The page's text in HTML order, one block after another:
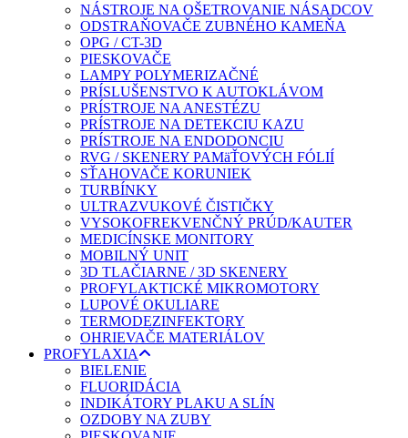
NÁSTROJE NA OŠETROVANIE NÁSADCOV
ODSTRAŇOVAČE ZUBNÉHO KAMEŇA
OPG / CT-3D
PIESKOVAČE
LAMPY POLYMERIZAČNÉ
PRÍSLUŠENSTVO K AUTOKLÁVOM
PRÍSTROJE NA ANESTÉZU
PRÍSTROJE NA DETEKCIU KAZU
PRÍSTROJE NA ENDODONCIU
RVG / SKENERY PAMäŤOVÝCH FÓLIÍ
SŤAHOVAČE KORUNIEK
TURBÍNKY
ULTRAZVUKOVÉ ČISTIČKY
VYSOKOFREKVENČNÝ PRÚD/KAUTER
MEDICÍNSKE MONITORY
MOBILNÝ UNIT
3D TLAČIARNE / 3D SKENERY
PROFYLAKTICKÉ MIKROMOTORY
LUPOVÉ OKULIARE
TERMODEZINFEKTORY
OHRIEVAČE MATERIÁLOV
PROFYLAXIA
BIELENIE
FLUORIDÁCIA
INDIKÁTORY PLAKU A SLÍN
OZDOBY NA ZUBY